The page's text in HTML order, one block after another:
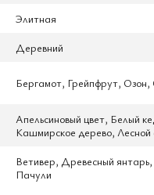
Элитная
Деревний
Бергамот, Грейпфрут, Озон,
Апельсиновый цвет, Белый
Кашмирское дерево,
Ветивер, Древесный
Пачули